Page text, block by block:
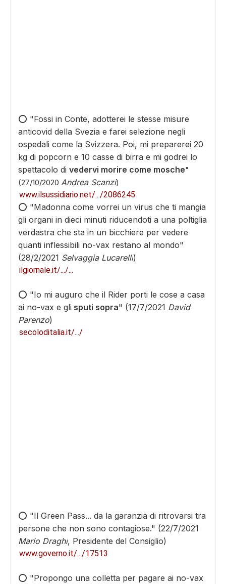
ADS
⭕️ "Fossi in Conte, adotterei le stesse misure
anticovid della Svezia e farei selezione negli
ospedali come la Svizzera. Poi, mi preparerei 20
kg di popcorn e 10 casse di birra e mi godrei lo
spettacolo di vedervi morire come mosche"
(27/10/2020 Andrea Scanzi)
www.ilsussidiario.net/.../2086245
⭕️ "Madonna come vorrei un virus che ti mangia
gli organi in dieci minuti riducendoti a una poltiglia
verdastra che sta in un bicchiere per vedere
quanti inflessibili no-vax restano al mondo"
(28/2/2021 Selvaggia Lucarelli)
ilgiornale.it/.../...
⭕️ "Io mi auguro che il Rider porti le cose a casa
ai no-vax e gli sputi sopra" (17/7/2021 David
Parenzo)
secoloditalia.it/.../
⭕ "Il Green Pass... da la garanzia di ritrovarsi tra
persone che non sono contagiose." (22/7/2021
Mario Draghi, Presidente del Consiglio)
www.governo.it/.../17513
⭕️ "Propongo una colletta per pagare ai no-vax